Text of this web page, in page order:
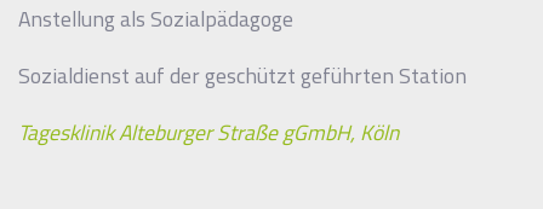
Anstellung als Sozialpädagoge
Sozialdienst auf der geschützt geführten Station
Tagesklinik Alteburger Straße gGmbH, Köln